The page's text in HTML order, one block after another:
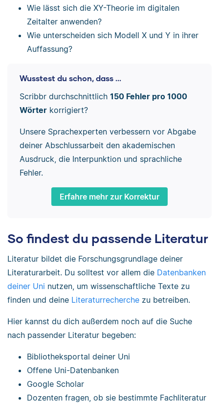
Wie lässt sich die XY-Theorie im digitalen
Zeitalter anwenden?
Wie unterscheiden sich Modell X und Y in ihrer
Auffassung?
Wusstest du schon, dass ...
Scribbr durchschnittlich 150 Fehler pro 1000
Wörterkorrigiert?
Unsere Sprachexperten verbessern vor Abgabe
deiner Abschlussarbeit den akademischen
Ausdruck, die Interpunktion und sprachliche
Fehler.
Erfahre mehr zur Korrektur
So findest du passende Literatur
Literatur bildet die Forschungsgrundlage deiner
Literaturarbeit. Du solltest vor allem die Datenbanken
deiner Uni nutzen, um wissenschaftliche Texte zu
finden und deine Literaturrecherche zu betreiben.
Hier kannst du dich außerdem noch auf die Suche
nach passender Literatur begeben:
Bibliotheksportal deiner Uni
Offene Uni-Datenbanken
Google Scholar
Dozenten fragen, ob sie bestimmte Fachliteratur